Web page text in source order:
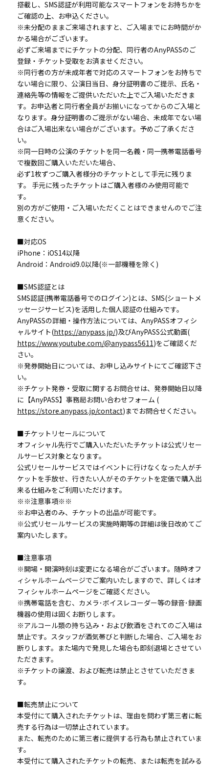
搭載し、SMS認証が利用可能なスマートフォンをお持ちかを
ご確認の上、お申込ください。
※未分配のままご来場されますと、ご入場までにお時間がか
かる場合がございます。
必ずご来場までにチケットの分配、同行者のAnyPASSのご
登録・チケット受取をお済ませください。
※同行者の方が未成年者で対応のスマートフォンをお持ちで
ない場合に限り、公演日当日、身分証明書のご提示、氏名・
連絡先等の情報をご提供いただいた上でご入場いただきま
す。お申込者と同行者全員がお揃いになってからのご入場と
なります。身分証明書のご提示がない場合、未成年でない場
合はご入場出来ない場合がございます。予めご了承くださ
い。
※同一日時の公演のチケットを同一名義・同一携帯電話番号
で複数回ご購入いただいた場合、
必ず1枚ずつご購入者様分のチケットとして手元に残りま
す。 手元に残ったチケットはご購入者様のみ使用可能で
す。
別の方がご使用・ご入場いただくことはできませんのでご注
意ください。
■対応OS
iPhone：iOS14以降
Android：Android9.0以降(※一部機種を除く)
■SMS認証とは
SMS認証(携帯電話番号でのログイン)とは、SMS(ショートメ
ッセージサービス)を活用した個人認証の仕組みです。
AnyPASSの詳細・操作方法については、AnyPASSオフィシ
ャルサイト(https://anypass.jp/)及びAnyPASS公式動画(
https://www.youtube.com/@anypass5611)をご確認くだ
さい。
※発券開始日については、お申し込みサイトにてご確認下さ
い。
※チケット発券・受取に関するお問合せは、発券開始日以降
に【AnyPASS】事務局お問い合わせフォーム (
https://store.anypass.jp/contact)までお問合せください。
■チケットリセールについて
オフィシャル先行でご購入いただいたチケットは公式リセー
ルサービス対象となります。
公式リセールサービスではイベントに行けなくなった人がチ
ケットを手放せ、行きたい人がそのチケットを定価で購入出
来る仕組みをご利用いただけます。
※※注意事項※※
※お申込者のみ、チケットの出品が可能です。
※公式リセールサービスの実施時期等の詳細は後日改めてご
案内いたします。
■注意事項
※開場・開演時刻は変更になる場合がございます。随時オフ
ィシャルホームページでご案内いたしますので、詳しくはオ
フィシャルホームページをご確認ください。
※携帯電話を含む、カメラ･ボイスレコーダー等の録音･録画
機器の使用は固くお断りします。
※アルコール類の持ち込み・および飲酒をされてのご入場は
禁止です。スタッフが酒気帯びと判断した場合、ご入場をお
断りします。また場内で発見した場合も即刻退場とさせてい
ただきます。
※チケットの譲渡、および転売は禁止とさせていただきま
す。
■転売禁止について
本受付にて購入されたチケットは、理由を問わず第三者に転
売する行為は一切禁止されています。
また、転売のために第三者に提供する行為も禁止されていま
す。
本受付にて購入されたチケットの転売、または転売を試みる